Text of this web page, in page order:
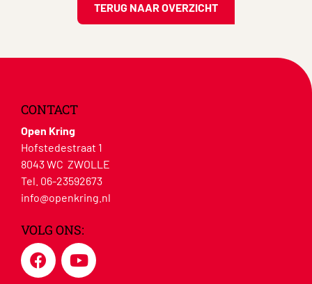
TERUG NAAR OVERZICHT
CONTACT
Open Kring
Hofstedestraat 1
8043 WC ZWOLLE
Tel. 06-23592673
info@openkring.nl
VOLG ONS: